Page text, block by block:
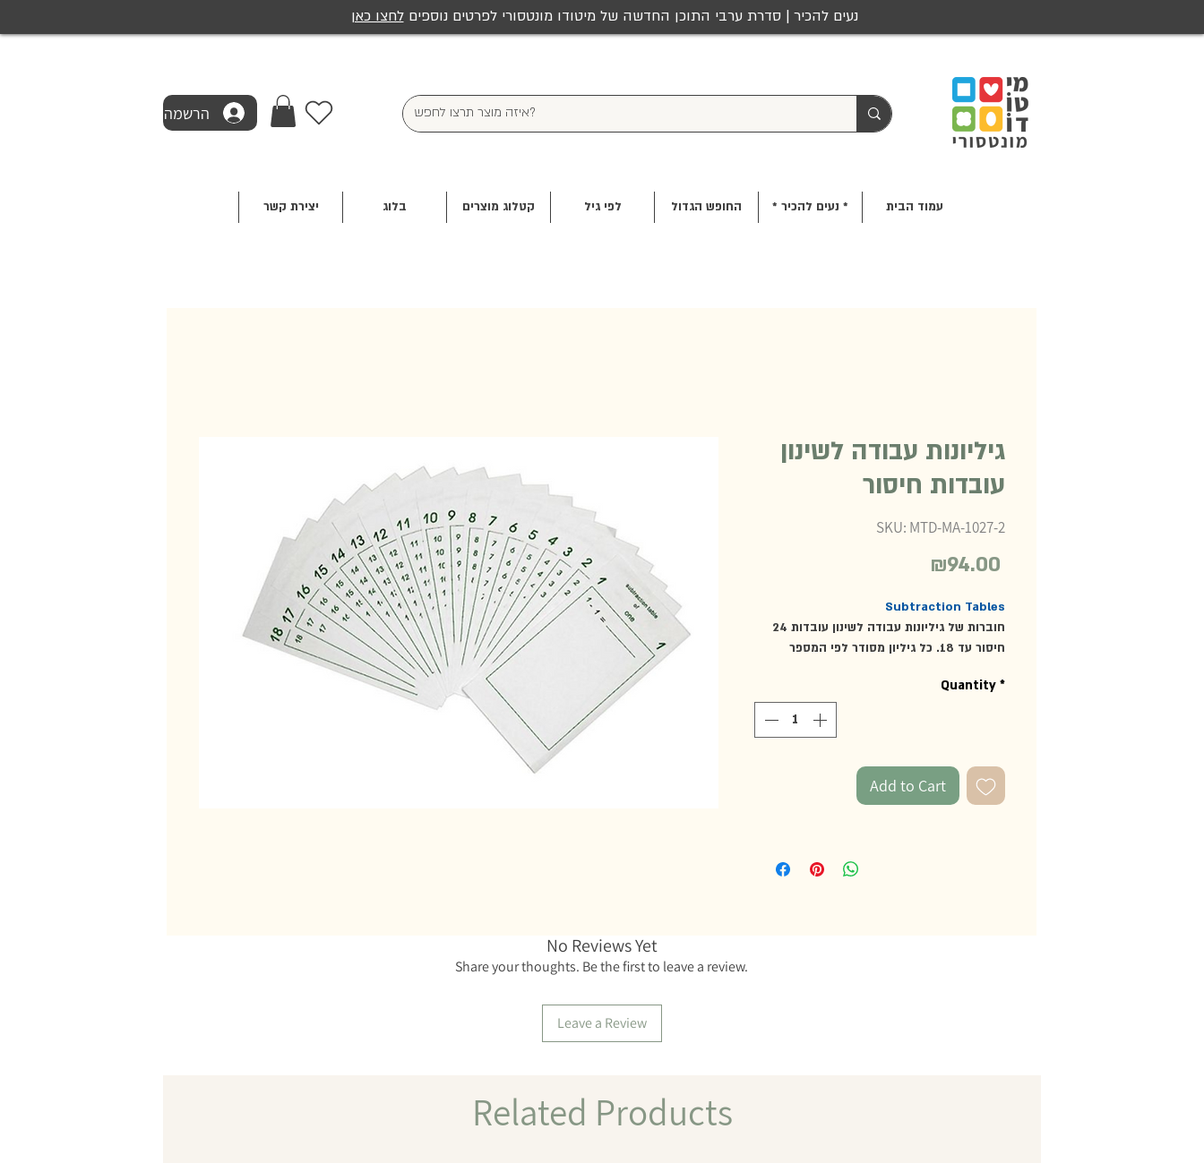
נעים להכיר | סדרת ערבי התוכן החדשה של מיטודו מונטסורי לפרטים נוספיםלחצו כאן
הרשמה
עמוד הבית * נעים להכיר * החופש הגדול לפי גיל קטלוג מוצרים בלוג יצירת קשר
גיליונות עבודה לשינון
עובדות חיסור
SKU: MTD-MA-1027-2
₪94.00
Subtraction Tables
24 חוברות של גיליונות עבודה לשינון עובדות
חיסור עד 18. כל גיליון מסודר לפי המספר
הגיליונות, מעודדת תרגול עצמאי ושינון עובדות
חיסור, יחד עם "לוחות העבודה והבקרה"
ו"קופסת החיסור-תרגילים ופתרונות" (נמכרים
מומלץ מגיל 5.5 ומעלה
Quantity *
Add to Cart
No Reviews Yet
Share your thoughts. Be the first to leave a review.
Leave a Review
Related Products